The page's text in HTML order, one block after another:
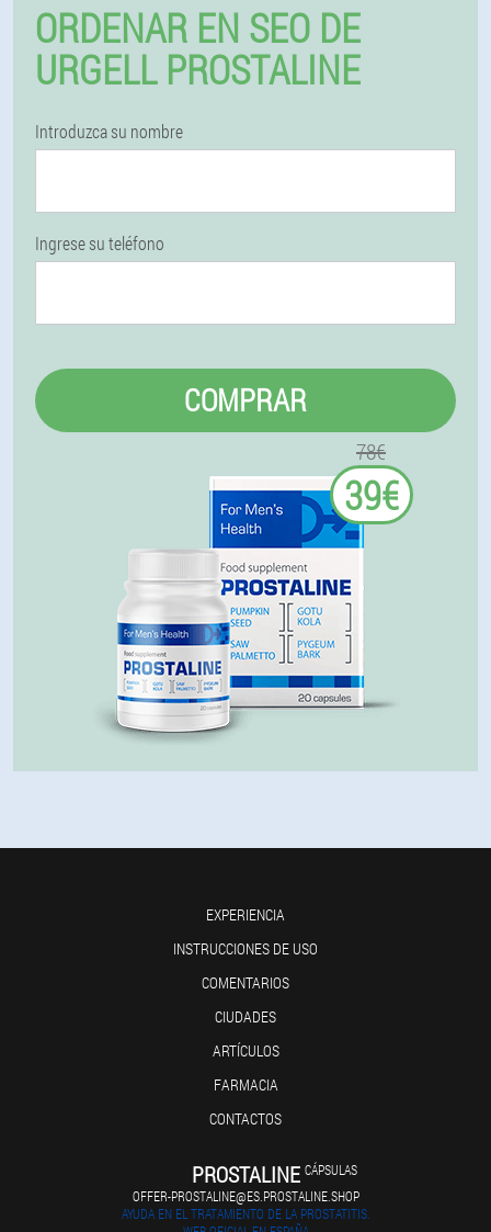
ORDENAR EN SEO DE
URGELL PROSTALINE
Introduzca su nombre
Ingrese su teléfono
COMPRAR
78€
39€
EXPERIENCIA
INSTRUCCIONES DE USO
COMENTARIOS
CIUDADES
ARTÍCULOS
FARMACIA
CONTACTOS
PROSTALINE CÁPSULAS
OFFER-PROSTALINE@ES.PROSTALINE.SHOP
AYUDA EN EL TRATAMIENTO DE LA PROSTATITIS.